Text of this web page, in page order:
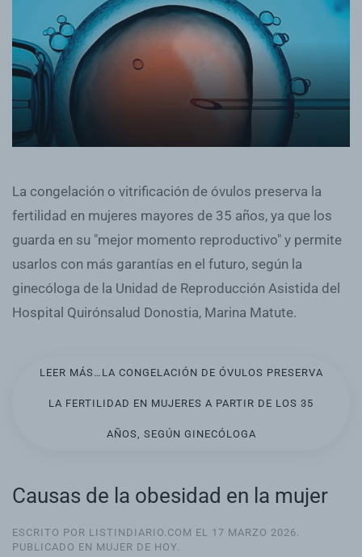
La congelación o vitrificación de óvulos preserva la
fertilidad en mujeres mayores de 35 años, ya que los
guarda en su "mejor momento reproductivo" y permite
usarlos con más garantías en el futuro, según la
ginecóloga de la Unidad de Reproducción Asistida del
Hospital Quirónsalud Donostia, Marina Matute.
LEER MÁS…LA CONGELACIÓN DE ÓVULOS PRESERVA
LA FERTILIDAD EN MUJERES A PARTIR DE LOS 35
AÑOS, SEGÚN GINECÓLOGA
Causas de la obesidad en la mujer
ESCRITO POR LISTINDIARIO.COM EL 17 MARZO 2026
PUBLICADO EN MUJER DE HOY